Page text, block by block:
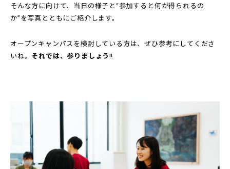
そんな方に向けて、当日の様子と“参加すると何が得られるの
か”を写真とともにご紹介します。
オープンキャンパスを検討している方は、ぜひ参考にしてくださ
いね。 それでは、参りましょう‼️